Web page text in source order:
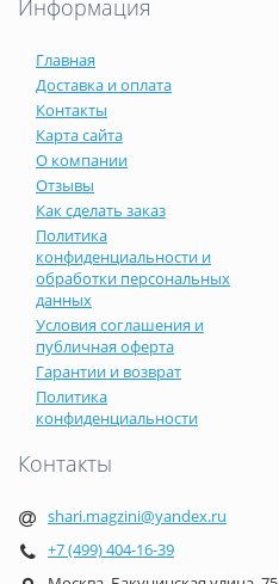
Информация
Главная
Доставка и оплата
Контакты
Карта сайта
О компании
Отзывы
Как сделать заказ
Политика
конфиденциальности и
обработки персональных
данных
Условия соглашения и
публичная оферта
Гарантии и возврат
Политика
конфиденциальности
Контакты
shari.magzini@yandex.ru
+7 (499) 404-16-39